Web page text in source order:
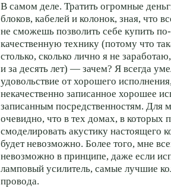
В самом деле. Тратить огромные
блоков, кабелей и колонок, зная, что
не сможешь позволить себе купить
качественную технику (потому что
столько, сколько лично я не
и за десять лет) — зачем? Я всегда
удовольствие от хорошего
некачественно записанное хорошее
записанным посредственностям. Для
очевидно, что в тех домах, в которых
смоделировать акустику настоящего
будет невозможно. Более того, мне
невозможно в принципе, даже если
ламповый усилитель, самые лучшие
провода.